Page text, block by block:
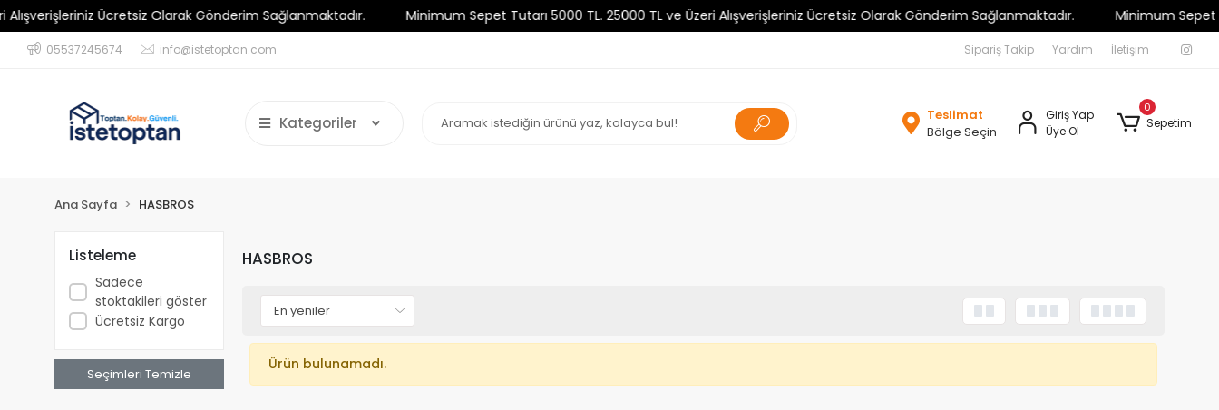
Ücretsiz Olarak Gönderim Sağlanmaktadır. Minimum Sepet Tutarı 5000 TL. 25000 TL ve Üzeri Alışverişleriniz Ücretsiz Olarak Gönderim Sağlanmaktadır. Minimum Sepet
05537245674 info@istetoptan.com Sipariş Takip Yardım İletişim
Kategoriler
Teslimat
Bölge Seçin
Giriş Yap
Üye Ol
0
Sepetim
Ana Sayfa HASBROS
Listeleme
Sadece
stoktakileri göster
Ücretsiz Kargo
Seçimleri Temizle
HASBROS
Ürün bulunamadı.